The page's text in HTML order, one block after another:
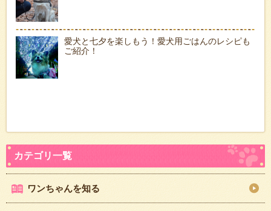
愛犬と七夕を楽しもう！愛犬用ごはんのレシピも
ご紹介！
ワンちゃんを知る